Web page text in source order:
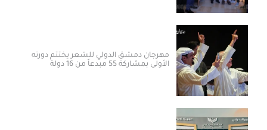
مهرجان دمشق الدولي للشعر يختتم دورته
الأولى بمشاركة 55 مبدعاً من 16 دولة